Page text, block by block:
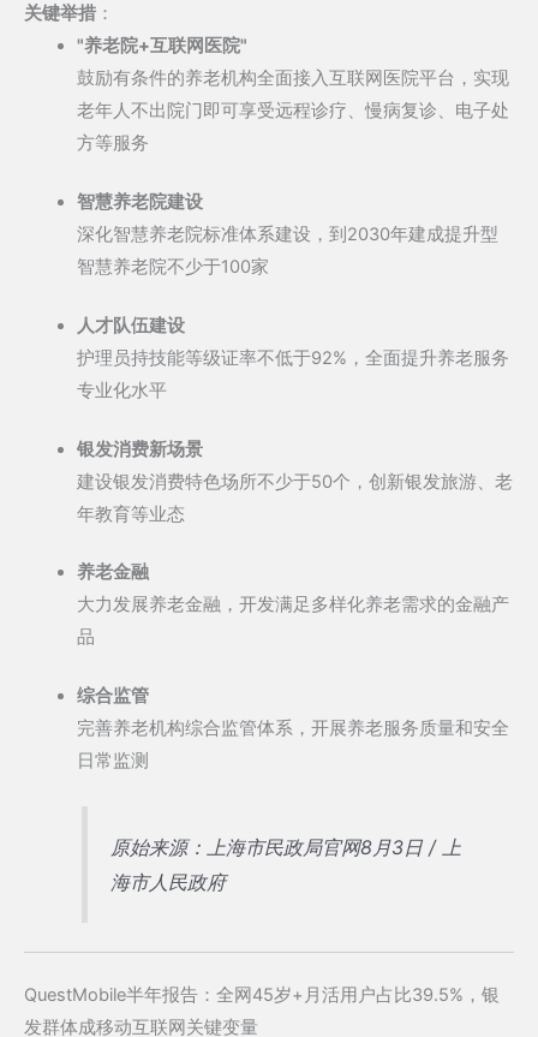
关键举措 ：
"养老院+互联网医院"
鼓励有条件的养老机构全面接入互联网医院平台，实现
老年人不出院门即可享受远程诊疗、慢病复诊、电子处
方等服务
智慧养老院建设
深化智慧养老院标准体系建设，到2030年建成提升型
智慧养老院不少于100家
人才队伍建设
护理员持技能等级证率不低于92%，全面提升养老服务
专业化水平
银发消费新场景
建设银发消费特色场所不少于50个，创新银发旅游、老
年教育等业态
养老金融
大力发展养老金融，开发满足多样化养老需求的金融产
品
综合监管
完善养老机构综合监管体系，开展养老服务质量和安全
日常监测
原始来源：上海市民政局官网8月3日 / 上
海市人民政府
QuestMobile半年报告：全网45岁+月活用户占比39.5%，银
发群体成移动互联网关键变量